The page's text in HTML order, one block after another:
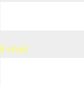
E-mail